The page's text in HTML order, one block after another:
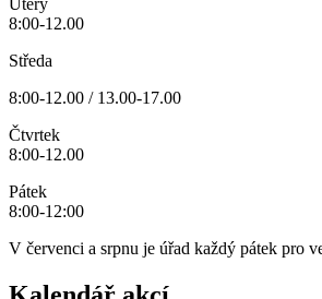
Úterý
8:00-12.00
Středa
8:00-12.00 / 13.00-17.00
Čtvrtek
8:00-12.00
Pátek
8:00-12:00
V červenci a srpnu je úřad každý pátek pro